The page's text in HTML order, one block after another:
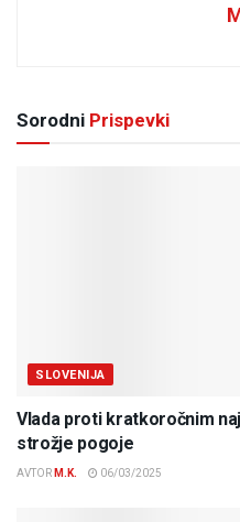
Sorodni Prispevki
SLOVENIJA
Vlada proti kratkoročnim
strožje pogoje
AVTOR M.K. 06/03/2025